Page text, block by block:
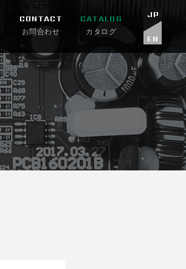
CONTACT
お問合わせ
CATALOG
カタログ
JP
EN